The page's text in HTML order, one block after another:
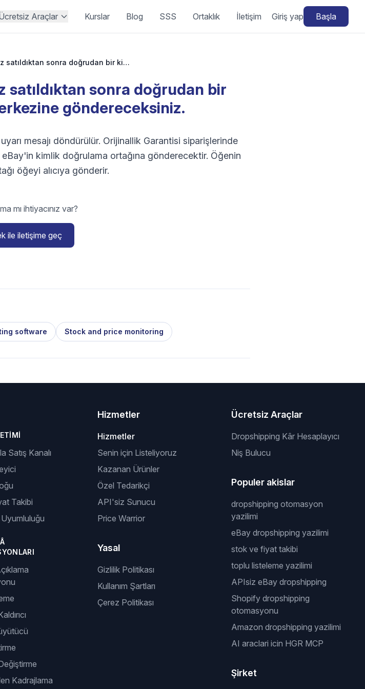
Araçlar Kurslar Blog SSS Ortaklık İletişim Giriş yap Başla
Hata 21920406: Ürününüz satıldıktan sonra doğrudan bir kimlik doğrulama merkezine göndereceksiniz.
sonra doğrudan bir
göndereceksiniz.
mesajı döndürülür. Orijinallik Garantisi siparişlerinde
kimlik doğrulama ortağına gönderecektir. Öğenin
öğeyi alıcıya gönderir.
mı ihtiyacınız var?
ile iletişime geç
software Stock and price monitoring
Satış Kanalı
Takibi
Kadrajlama
Hizmetler
Hizmetler
Senin için Listeliyoruz
Kazanan Ürünler
Özel Tedarikçi
API'siz Sunucu
Price Warrior
Yasal
Gizlilik Politikası
Kullanım Şartları
Çerez Politikası
Ücretsiz Araçlar
Dropshipping Kâr Hesaplayıcı
Niş Bulucu
Populer akislar
dropshipping otomasyon
yazilimi
eBay dropshipping yazilimi
stok ve fiyat takibi
toplu listeleme yazilimi
APIsiz eBay dropshipping
Shopify dropshipping
otomasyonu
Amazon dropshipping yazilimi
AI araclari icin HGR MCP
Şirket